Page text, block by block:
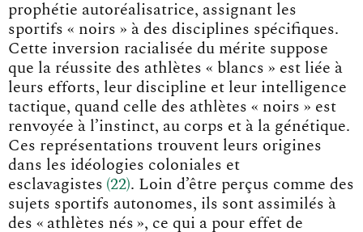
prophétie autoréalisatrice, assignant les
sportifs « noirs » à des disciplines spécifiques.
Cette inversion racialisée du mérite suppose
que la réussite des athlètes « blancs » est liée à
leurs efforts, leur discipline et leur intelligence
tactique, quand celle des athlètes « noirs » est
renvoyée à l’instinct, au corps et à la génétique.
Ces représentations trouvent leurs origines
dans les idéologies coloniales et
esclavagistes 22 . Loin d’être perçus comme des
sujets sportifs autonomes, ils sont assimilés à
des « athlètes nés », ce qui a pour effet de